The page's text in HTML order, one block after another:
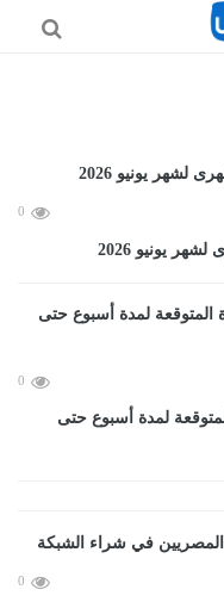
0
0
لمدة أسبوع حتى
0